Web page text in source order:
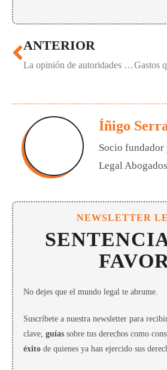
ANTERIOR
La opinión de autoridades y asociaciones de consumidores sobre las tarjetas revolving
Íñigo
Socio
Legal
NEWSLETTER
No dejes que el mundo legal te abrume.
Suscríbete a nuestra newsletter para
clave, guíassobre tus derechos como
éxitode quienes ya han ejercido sus